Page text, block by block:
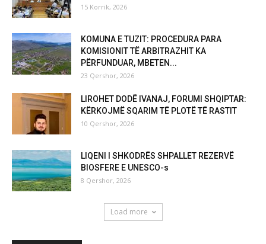
15 Korrik, 2026
KOMUNA E TUZIT: PROCEDURA PARA
KOMISIONIT TË ARBITRAZHIT KA
PËRFUNDUAR, MBETEN...
23 Qershor, 2026
LIROHET DODË IVANAJ, FORUMI SHQIPTAR:
KËRKOJMË SQARIM TË PLOTË TË RASTIT
10 Qershor, 2026
LIQENI I SHKODRËS SHPALLET REZERVË
BIOSFERE E UNESCO-s
8 Qershor, 2026
Load more